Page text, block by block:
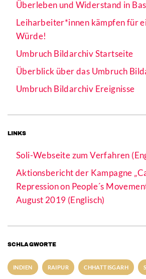
Überleben und Widerstand in
Leiharbeiter*innen kämpfen für
Würde!
Umbruch Bildarchiv Startseite
Überblick über das Umbruch
Umbruch Bildarchiv Ereignisse
LINKS
Soli-Webseite zum Verfahren
Aktionsbericht der Kampagne
Repression on People´s
August 2019 (Englisch)
SCHLAGWORTE
INDIEN RAIPUR CHHATTISGARH